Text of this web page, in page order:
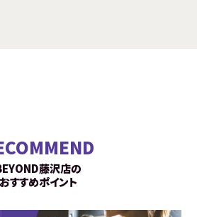
藤沢店の
おすすめポイント